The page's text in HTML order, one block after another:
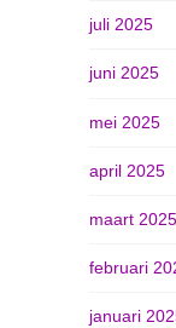
juli 2025
juni 2025
mei 2025
april 2025
maart 2025
februari
januari